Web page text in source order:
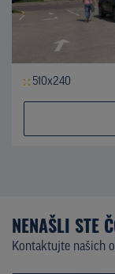
510x240
NENAŠLI STE
Kontaktujte našich